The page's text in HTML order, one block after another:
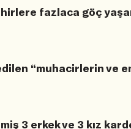
fazlaca göç
“muhacirlerin ve
3 erkek ve 3 kız